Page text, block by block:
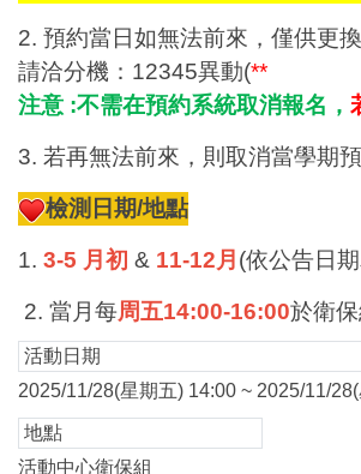
2. 預約當日如無法前來，僅供更
請洽分機：12345異動(**
注意 :不需在預約系統取消報名，
3. 若再無法前來，則取消當學期
檢測日期/地點
1. 3-5 月初 & 11-12月 (依公告日
2. 當月每周五14:00-16:00於衛
活動日期
2025/11/28(星期五) 14:00 ~ 2025/11/
地點
活動中心衛保組